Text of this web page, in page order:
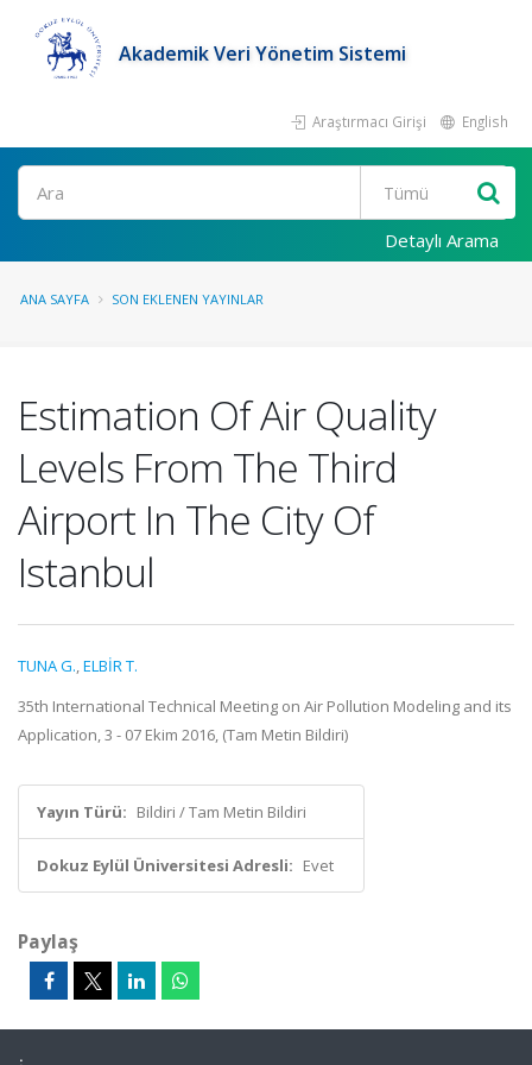
Akademik Veri Yönetim Sistemi
Araştırmacı Girişi English
Ara
Detaylı Arama
ANA SAYFA SON EKLENEN YAYINLAR
Estimation Of Air Quality
Levels From The Third
Airport In The City Of
Istanbul
TUNA G.,ELBİR T.
35th International Technical Meeting on Air Pollution Modeling and its
Application, 3 - 07 Ekim 2016, (Tam Metin Bildiri)
Yayın Türü: Bildiri / Tam Metin Bildiri
Dokuz Eylül Üniversitesi Adresli: Evet
Paylaş